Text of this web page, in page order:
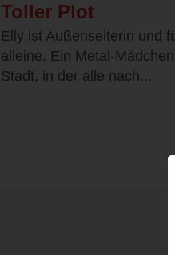
Toller Plot
Elly ist Außenseiterin und
alleine. Ein Metal-
Stadt, in der alle nach...